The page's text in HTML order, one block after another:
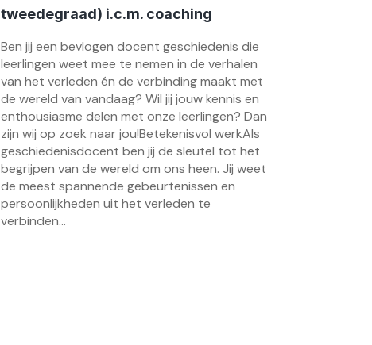
tweedegraad) i.c.m. coaching
Ben jij een bevlogen docent geschiedenis die
leerlingen weet mee te nemen in de verhalen
van het verleden én de verbinding maakt met
de wereld van vandaag? Wil jij jouw kennis en
enthousiasme delen met onze leerlingen? Dan
zijn wij op zoek naar jou!Betekenisvol werkAls
geschiedenisdocent ben jij de sleutel tot het
begrijpen van de wereld om ons heen. Jij weet
de meest spannende gebeurtenissen en
persoonlijkheden uit het verleden te
verbinden...